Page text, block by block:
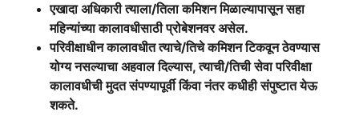
एखादा अधिकारी त्याला/तिला कमिशन मिळाल्यापासून सहा
महिन्यांच्या कालावधीसाठी प्रोबेशनवर असेल.
परिवीक्षाधीन कालावधीत त्याचे/तिचे कमिशन टिकवून ठेवण्यास
योग्य नसल्याचा अहवाल दिल्यास, त्याची/तिची सेवा परिवीक्षा
कालावधीची मुदत संपण्यापूर्वी किंवा नंतर कधीही संपुष्टात येऊ
शकते.